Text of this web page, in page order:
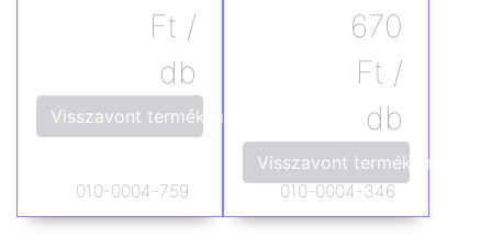
Ft /
db
Visszavont termék, már nem vásárolható, nem
010-0004-759
670
Ft /
db
Visszavont termék, már
010-0004-346